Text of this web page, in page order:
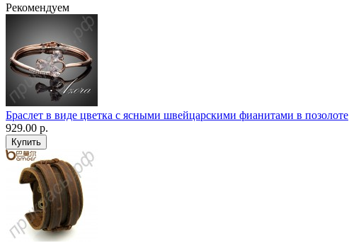
Рекомендуем
Браслет в виде цветка с ясными швейцарскими фианитами в позолоте
929.00 р.